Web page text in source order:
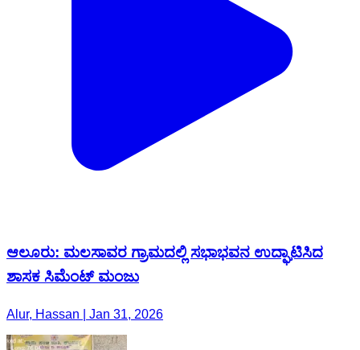
ಆಲೂರು: ಮಲಸಾವರ ಗ್ರಾಮದಲ್ಲಿ ಸಭಾಭವನ ಉದ್ಘಾಟಿಸಿದ
ಶಾಸಕ ಸಿಮೆಂಟ್ ಮಂಜು
Alur, Hassan | Jan 31, 2026